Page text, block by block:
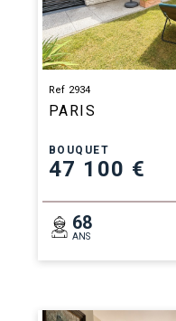
Ref 2934
PARIS
BOUQUET
47 100 €
68
ANS